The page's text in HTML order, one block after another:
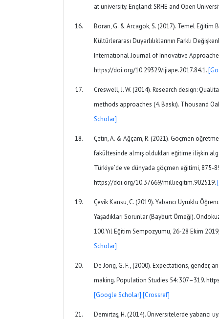
at university. England: SRHE and Open
Boran, G. & Arcagok, S. (2017). Temel Eğitim
Kültürlerarası Duyarlılıklarının Farklı
International Journal of Innovative
https://doi.org/10.29329/ijiape.2017.84.1.
Creswell, J. W. (2014). Research design:
methods approaches (4. Baskı). Thousand
Scholar]
Çetin, A. & Ağçam, R. (2021). Göçmen
fakültesinde almış oldukları eğitime ilişkin
Türkiye’de ve dünyada göçmen eğitimi, 875-
https://doi.org/10.37669/milliegitim.902519.
Çevik Kansu, C. (2019). Yabancı Uyruklu
Yaşadıkları Sorunlar (Bayburt Örneği).
100.Yıl Eğitim Sempozyumu, 26-28 Ekim
Scholar]
De Jong, G. F., (2000). Expectations, gender,
making. Population Studies 54: 307–319.
[Google Scholar] [Crossref]
Demirtaş, H. (2014). Üniversitelerde yabancı